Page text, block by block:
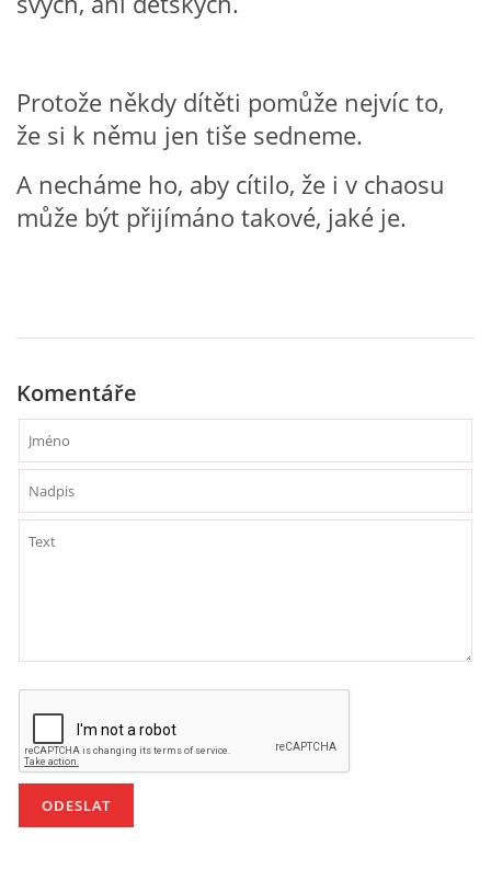
DUŠIČKY
SVATÝ MARTIN
MIKULÁŠ, ČERTI
MASOPUST
KREATIVNÍ OVOCNÉ A ZELENINOVÉ MLSÁNÍ
RECENZE NA KNIHY
RECENZE NA HRAČKY
Protože někdy dítěti pomůže nejvíc to,
že si k němu jen tiše sedneme.
A necháme ho, aby cítilo, že i v chaosu
může být přijímáno takové, jaké je.
Komentáře